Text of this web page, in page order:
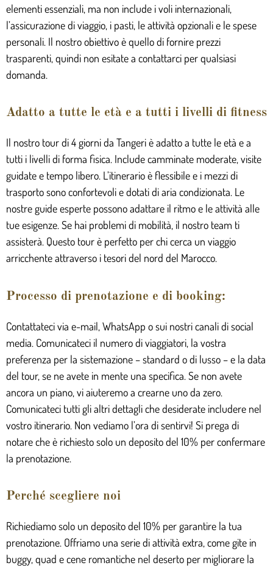
elementi essenziali, ma non include i voli internazionali,
l’assicurazione di viaggio, i pasti, le attività opzionali e le spese
personali. Il nostro obiettivo è quello di fornire prezzi
trasparenti, quindi non esitate a contattarci per qualsiasi
domanda.
Adatto a tutte le età e a tutti i livelli di fitness
Il nostro tour di 4 giorni da Tangeri è adatto a tutte le età e a
tutti i livelli di forma fisica. Include camminate moderate, visite
guidate e tempo libero. L’itinerario è flessibile e i mezzi di
trasporto sono confortevoli e dotati di aria condizionata. Le
nostre guide esperte possono adattare il ritmo e le attività alle
tue esigenze. Se hai problemi di mobilità, il nostro team ti
assisterà. Questo tour è perfetto per chi cerca un viaggio
arricchente attraverso i tesori del nord del Marocco.
Processo di prenotazione e di booking:
Contattateci via e-mail, WhatsApp o sui nostri canali di social
media. Comunicateci il numero di viaggiatori, la vostra
preferenza per la sistemazione – standard o di lusso – e la data
del tour, se ne avete in mente una specifica. Se non avete
ancora un piano, vi aiuteremo a crearne uno da zero.
Comunicateci tutti gli altri dettagli che desiderate includere nel
vostro itinerario. Non vediamo l’ora di sentirvi! Si prega di
notare che è richiesto solo un deposito del 10% per confermare
la prenotazione.
Perché scegliere noi
Richiediamo solo un deposito del 10% per garantire la tua
prenotazione. Offriamo una serie di attività extra, come gite in
buggy, quad e cene romantiche nel deserto per migliorare la